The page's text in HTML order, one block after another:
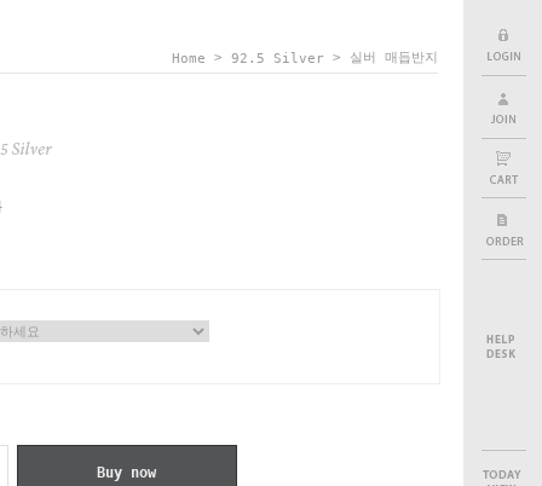
Home > 92.5 Silver > 실버 매듭반지
Buy now